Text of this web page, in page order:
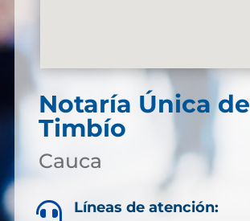
Notaría Única de
Timbío
Cauca
 Líneas de atención: